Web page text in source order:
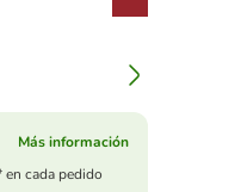
Más información
cada pedido